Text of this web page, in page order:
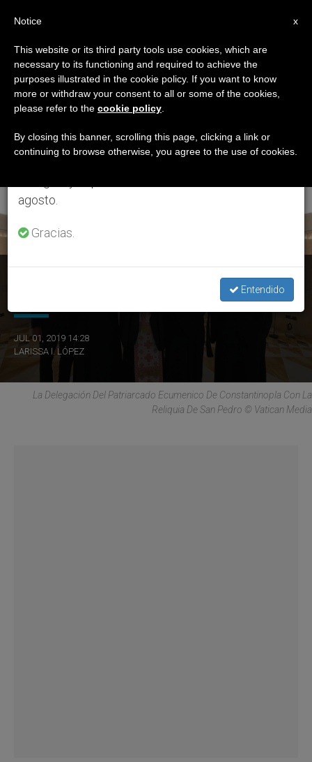
ETIQUETA
Posts Tagged
‘relicario De San
ÚLTIMAS NOTICIAS
Francisco dona un relicario de san Pedro al Patriarca
JUL 01, 2019 14:28
LARISSA I. LÓPEZ
La Delegación Del Patriarcado Ecumenico De Constantinopla Con La
Reliquia De San Pedro © Vatican Media
×
Aviso importante
Del 27 de julio al 7 de agosto haremos la pausa
anual, aprovechando que en el periodo de verano
se generan menos informaciones y también el
agosto.
Gracias.
Entendido
x
Notice
This website or its third party tools use cookies, which are
necessary to its functioning and required to achieve the
purposes illustrated in the cookie policy. If you want to know
more or withdraw your consent to all or some of the cookies,
please refer to the cookie policy
By closing this banner, scrolling this page, clicking a link or
continuing to browse otherwise, you agree to the use of cookies.